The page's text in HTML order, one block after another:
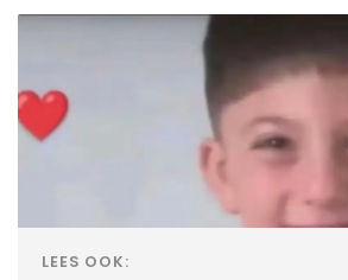
LEES OOK: